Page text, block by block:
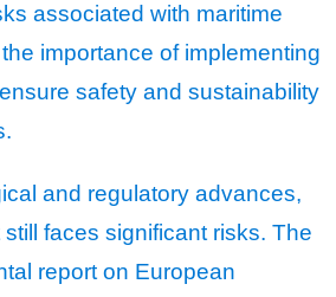
associated with maritime
importance of implementing
safety and sustainability
and regulatory advances,
faces significant risks. The
report on European